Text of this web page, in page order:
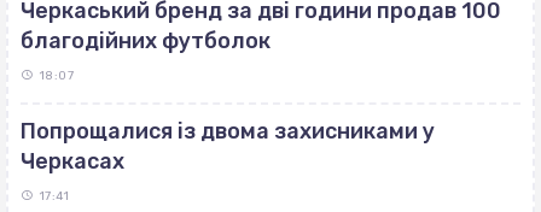
Черкаський бренд за дві години продав 100
благодійних футболок
18:07
Попрощалися із двома захисниками у
Черкасах
17:41